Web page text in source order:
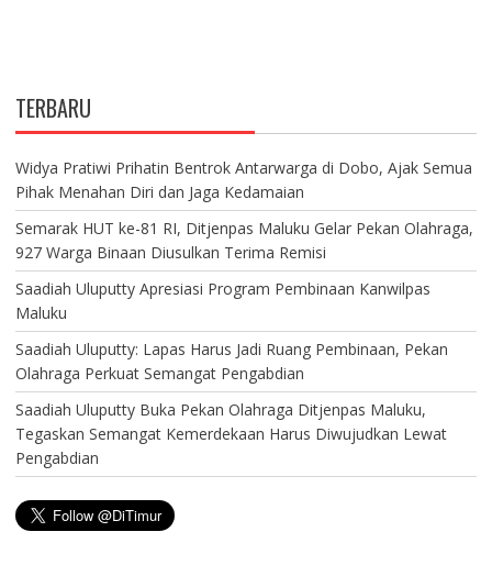
TERBARU
Widya Pratiwi Prihatin Bentrok Antarwarga di Dobo, Ajak Semua
Pihak Menahan Diri dan Jaga Kedamaian
Semarak HUT ke-81 RI, Ditjenpas Maluku Gelar Pekan Olahraga,
927 Warga Binaan Diusulkan Terima Remisi
Saadiah Uluputty Apresiasi Program Pembinaan Kanwilpas
Maluku
Saadiah Uluputty: Lapas Harus Jadi Ruang Pembinaan, Pekan
Olahraga Perkuat Semangat Pengabdian
Saadiah Uluputty Buka Pekan Olahraga Ditjenpas Maluku,
Tegaskan Semangat Kemerdekaan Harus Diwujudkan Lewat
Pengabdian